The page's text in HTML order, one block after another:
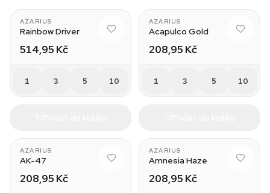
AZARIUS
Rainbow Driver
514,95 Kč
1 3 5 10
AZARIUS
Acapulco Gold
208,95 Kč
1 3 5 10
AZARIUS
AK-47
208,95 Kč
AZARIUS
Amnesia Haze
208,95 Kč